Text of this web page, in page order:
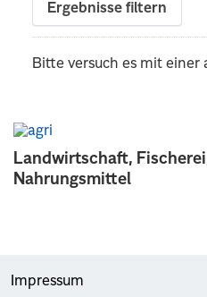
Landwirtschaft,
Nahrungsmittel
Ergebnisse filtern
Bitte versuch es mit einer
Impressum